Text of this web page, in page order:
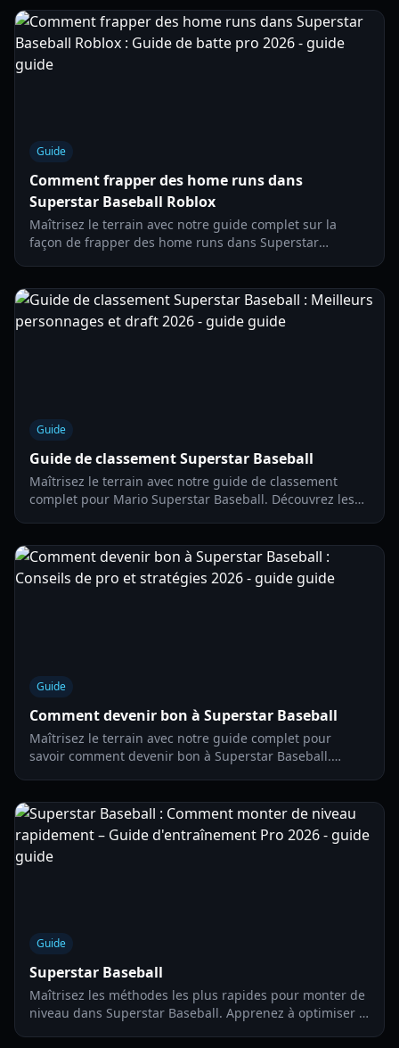
Guide
Comment frapper des home runs dans
Superstar Baseball Roblox
Maîtrisez le terrain avec notre guide complet sur la
façon de frapper des home runs dans Superstar
Guide
Guide de classement Superstar Baseball
Maîtrisez le terrain avec notre guide de classement
complet pour Mario Superstar Baseball. Découvrez les
Guide
Comment devenir bon à Superstar Baseball
Maîtrisez le terrain avec notre guide complet pour
savoir comment devenir bon à Superstar Baseball.
Guide
Superstar Baseball
Maîtrisez les méthodes les plus rapides pour monter de
niveau dans Superstar Baseball. Apprenez à optimiser le